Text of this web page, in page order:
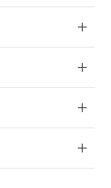
法人を
明書
明す
は出
備考
完了